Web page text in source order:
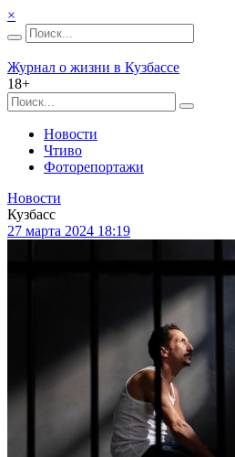
×
Журнал о жизни в Кузбассе
18+
Новости
Чтиво
Фоторепортажи
Новости
Кузбасс
27 марта 2024 18:19